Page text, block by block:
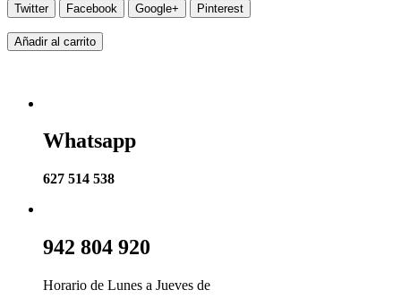
Twitter Facebook Google+ Pinterest
Añadir al carrito
Whatsapp
627 514 538
942 804 920
Horario de Lunes a Jueves de